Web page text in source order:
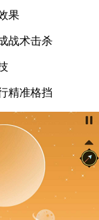
果
战术击杀
精准格挡